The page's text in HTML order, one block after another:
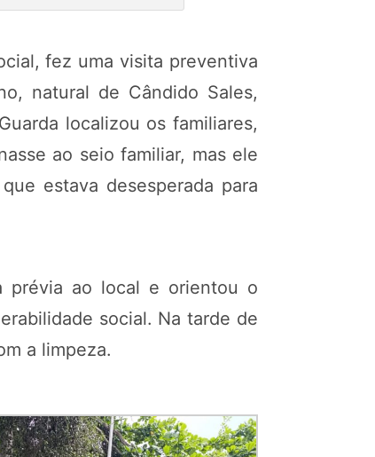
fez uma visita preventiva
natural de Cândido Sales,
localizou os familiares,
ao seio familiar, mas ele
estava desesperada para
prévia ao local e orientou o
social. Na tarde de
a limpeza.